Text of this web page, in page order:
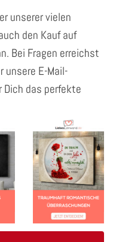
unserer vielen
den Kauf auf
Bei Fragen erreichst
unsere E-Mail-
Dich das perfekte